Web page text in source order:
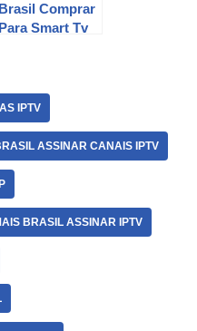
Comprar
Smart Tv
IPTV
ASSINAR CANAIS IPTV
BRASIL ASSINAR IPTV